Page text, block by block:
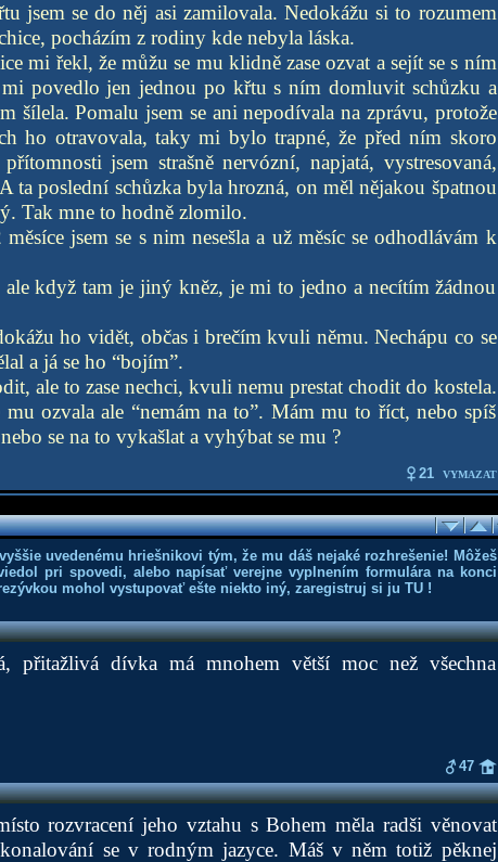
jsem se do něj asi zamilovala. Nedokážu si to rozumem
pocházím z rodiny kde nebyla láska.
mi řekl, že můžu se mu klidně zase ozvat a sejít se s ním
povedlo jen jednou po křtu s ním domluvit schůzku a
šílela. Pomalu jsem se ani nepodívala na zprávu, protože
ho otravovala, taky mi bylo trapné, že před ním skoro
jsem strašně nervózní, napjatá, vystresovaná,
ta poslední schůzka byla hrozná, on měl nějakou špatnou
Tak mne to hodně zlomilo.
jsem se s nim nesešla a už měsíc se odhodlávám k
když tam je jiný kněz, je mi to jedno a necítím žádnou
ho vidět, občas i brečím kvuli němu. Nechápu co se
a já se ho “bojím”.
ale to zase nechci, kvuli nemu prestat chodit do kostela.
ozvala ale “nemám na to”. Mám mu to říct, nebo spíš
se na to vykašlat a vyhýbat se mu ?
21 VYMAZAT
uvedenému hriešnikovi tým, že mu dáš nejaké rozhrešenie! Môžeš
pri spovedi, alebo napísať verejne vyplnením formulára na konci
mohol vystupovať ešte niekto iný, zaregistruj si ju TU!
přitažlivá dívka má mnohem větší moc než všechna
47
rozvracení jeho vztahu s Bohem měla radši věnovat
se v rodným jazyce. Máš v něm totiž pěknej